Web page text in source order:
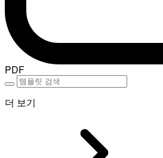
PDF
더 보기